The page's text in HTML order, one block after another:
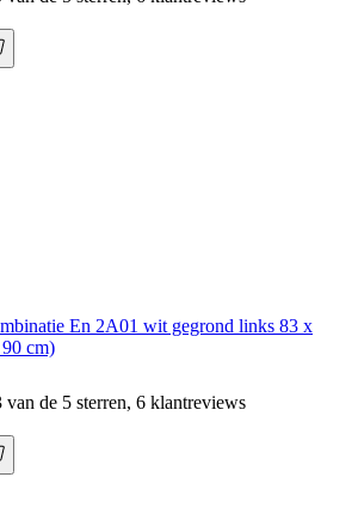
En 2A01 wit gegrond links 83 x
cm)
van de 5 sterren, 6 klantreviews